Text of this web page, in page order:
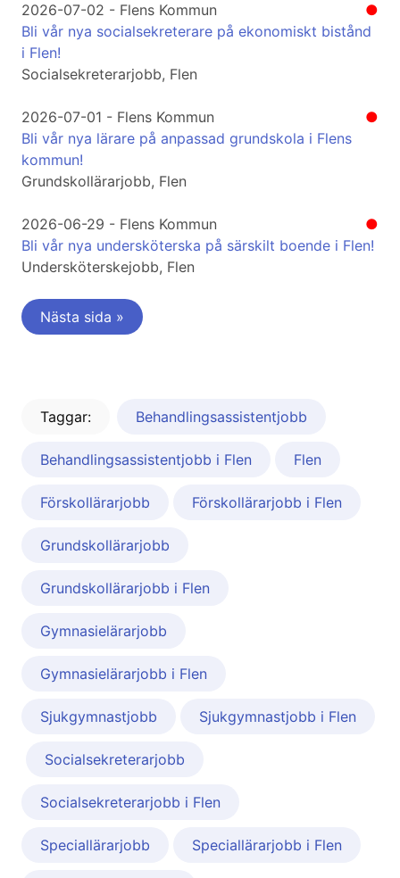
●
2026-07-02 - Flens Kommun
Bli vår nya socialsekreterare på ekonomiskt bistånd
i Flen!
Socialsekreterarjobb, Flen
●
2026-07-01 - Flens Kommun
Bli vår nya lärare på anpassad grundskola i Flens
kommun!
Grundskollärarjobb, Flen
●
2026-06-29 - Flens Kommun
Bli vår nya undersköterska på särskilt boende i Flen!
Undersköterskejobb, Flen
Nästa sida »
Taggar: Behandlingsassistentjobb
Behandlingsassistentjobb i Flen Flen
Förskollärarjobb Förskollärarjobb i Flen
Grundskollärarjobb
Grundskollärarjobb i Flen
Gymnasielärarjobb
Gymnasielärarjobb i Flen
Sjukgymnastjobb Sjukgymnastjobb i Flen
Socialsekreterarjobb
Socialsekreterarjobb i Flen
Speciallärarjobb Speciallärarjobb i Flen